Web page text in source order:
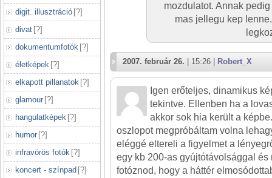
digit. illusztráció [?]
divat [?]
dokumentumfotók [?]
életképek [?]
elkapott pillanatok [?]
glamour [?]
hangulatképek [?]
humor [?]
infravörös fotók [?]
koncert - színpad [?]
mozdulatot. Annak
mas jellegu kep
2007. február 26. | 15:26 | Robert_X
Igen erőteljes, dinamikus
tekintve. Ellenben ha a
akkor sok hia került a
oszlopot megpróbáltam volna
eléggé eltereli a figyelmet a
egy kb 200-as gyújtótávolsággal és
fotóznod, hogy a háttér